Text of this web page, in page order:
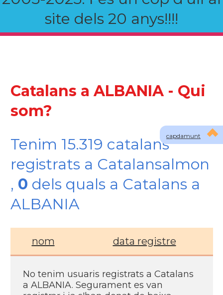
site dels 20 anys!!!!
capdamunt
Catalans a ALBANIA - Qui
som?
Tenim 15.319 catalans
registrats a Catalansalmon
, 0 dels quals a Catalans a
ALBANIA
nom data registre
No tenim usuaris registrats a Catalans
a ALBANIA. Segurament es van